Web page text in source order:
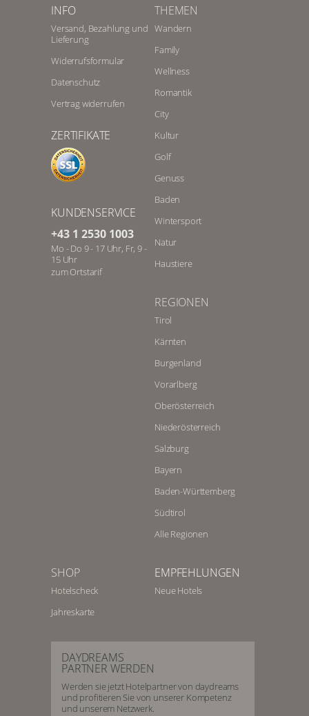
INFO
Versand, Bezahlung und
Lieferung
Widerrufsformular
Datenschutz
Vertrag widerrufen
ZERTIFIKATE
KUNDENSERVICE
+43 1 2530 1003
Mo - Do 9 - 17 Uhr, Fr, 9 -
15 Uhr
zum Ortstarif
THEMEN
Wandern
Family
Wellness
Romantik
City
Kultur
Golf
Genuss
Baden
Wintersport
Natur
Haustiere
REGIONEN
Tirol
Kärnten
Burgenland
Vorarlberg
Oberösterreich
Niederösterreich
Salzburg
Bayern
Baden-Württemberg
Südtirol
Alle Regionen
SHOP
Hotelscheck
Jahreskarte
EMPFEHLUNGEN
Neue Hotels
DAYDREAMS
PARTNER WERDEN
Werden sie jetzt Hotelpartner von daydreams
und profitieren Sie von unserer Kompetenz
und unserem Netzwerk.